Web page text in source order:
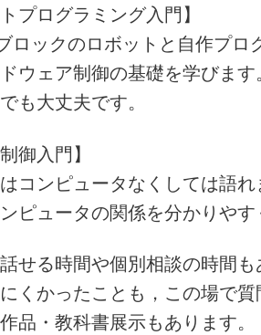
ログラミング入門】
クのロボットと自作プロ
ウェア制御の基礎を学びます
大丈夫です。
入門】
ピュータなくしては語れ
ータの関係を分かりやす
せる時間や個別相談の時間
くかったことも，この場で
品・教科書展示もあります。